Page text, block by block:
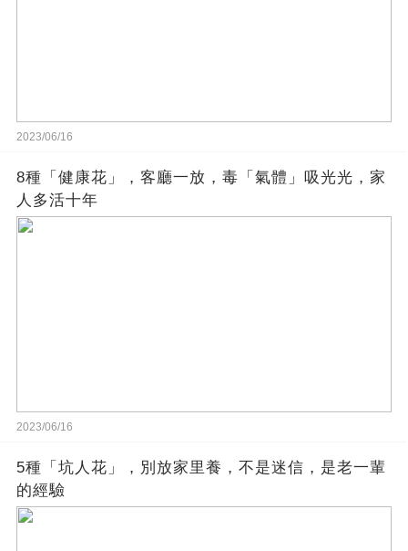
2023/06/16
8種「健康花」，客廳一放，毒「氣體」吸光光，家
人多活十年
2023/06/16
5種「坑人花」，別放家里養，不是迷信，是老一輩
的經驗